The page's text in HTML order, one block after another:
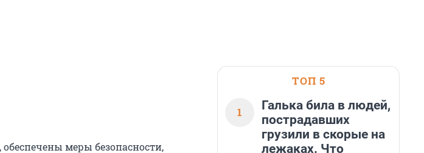
меры безопасности,
ТОП 5
1
Галька била в людей,
пострадавших
грузили в скорые на
лежаках. Что